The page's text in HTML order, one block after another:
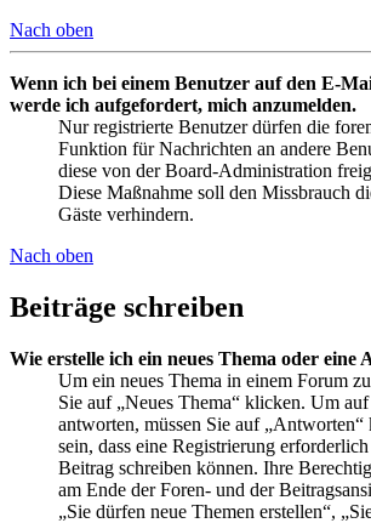
Nach oben
Wenn ich bei einem Benutzer auf den E-
werde ich aufgefordert, mich anzumelden.
Nur registrierte Benutzer dürfen die
Funktion für Nachrichten an andere
diese von der Board-Administration
Diese Maßnahme soll den Missbrauch
Gäste verhindern.
Nach oben
Beiträge schreiben
Wie erstelle ich ein neues Thema oder eine
Um ein neues Thema in einem Forum
Sie auf „Neues Thema“ klicken. Um
antworten, müssen Sie auf
sein, dass eine Registrierung
Beitrag schreiben können. Ihre
am Ende der Foren- und der
„Sie dürfen neue Themen erstellen“,